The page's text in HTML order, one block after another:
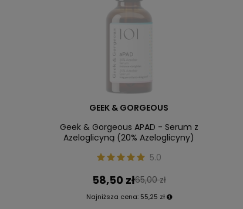
GEEK & GORGEOUS
Geek & Gorgeous APAD - Serum z
Azeloglicyną (20% Azeloglicyny)
5.0
58,50 zł65,00 zł
Najniższa cena: 55,25 zł